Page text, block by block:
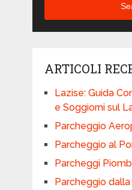
ARTICOLI
Lazise: Guida
e Soggiorni sul
Parcheggio
Parcheggio al
Parcheggi
Parcheggio